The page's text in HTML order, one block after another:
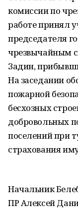
комиссии по
работе принял
председателя
чрезвычайным
Задин,
На заседании
пожарной
бесхозных
добровольных
поселений при
страхования
Начальник
ПР Алексей